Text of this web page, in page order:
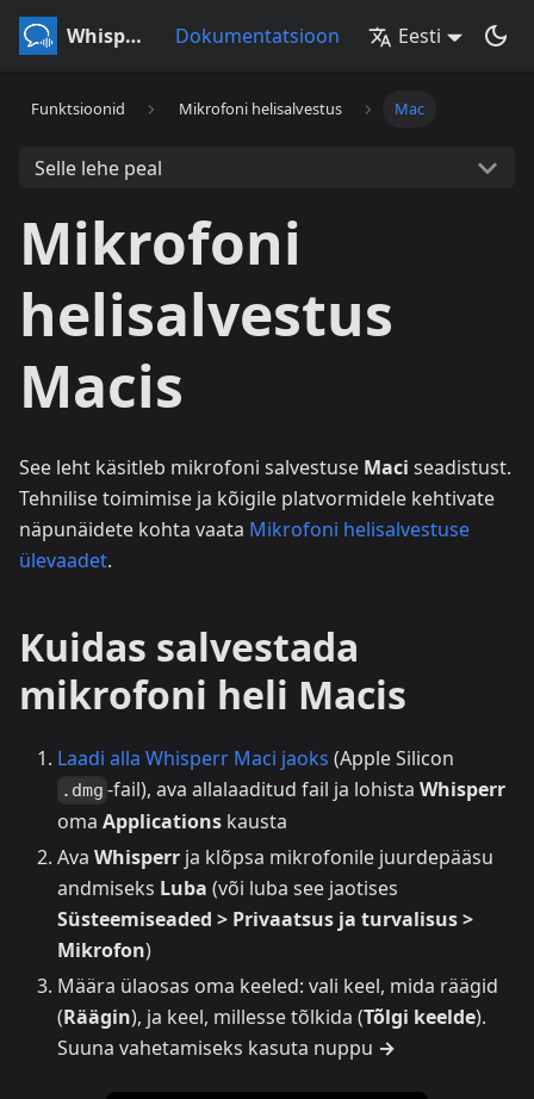
Whisperr Dokumentatsioon Eesti
Funktsioonid Mikrofoni helisalvestus Mac
Selle lehe peal
Mikrofoni
helisalvestus
Macis
See leht käsitleb mikrofoni salvestuse Maci seadistust.
Tehnilise toimimise ja kõigile platvormidele kehtivate
näpunäidete kohta vaata Mikrofoni helisalvestuse
ülevaadet.
Kuidas salvestada
mikrofoni heli Macis
Laadi alla Whisperr Maci jaoks (Apple Silicon
.dmg -fail), ava allalaaditud fail ja lohistaWhisperr
oma Applications kausta
Ava Whisperr ja klõpsa mikrofonile juurdepääsu
andmiseks Luba (või luba see jaotises
Süsteemiseaded > Privaatsus ja turvalisus >
Mikrofon)
Määra ülaosas oma keeled: vali keel, mida räägid
(Räägin), ja keel, millesse tõlkida (Tõlgi keelde).
Suuna vahetamiseks kasuta nuppu →